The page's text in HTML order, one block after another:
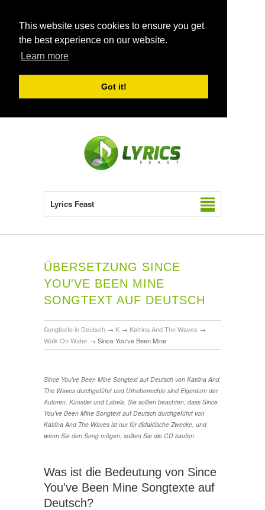
This website uses cookies to ensure you get
the best experience on our website.
Learn more
Got it!
Lyrics Feast
ÜBERSETZUNG SINCE
YOU'VE BEEN MINE
SONGTEXT AUF DEUTSCH
Songtexte in Deutsch → K → Katrina And The Waves →
Walk On Water → Since You've Been Mine
Since You've Been Mine Songtext auf Deutsch von Katrina And
The Waves durchgeführt und Urheberrechte sind Eigentum der
Autoren, Künstler und Labels. Sie sollten beachten, dass Since
You've Been Mine Songtext auf Deutsch durchgeführt von
Katrina And The Waves ist nur für didaktische Zwecke, und
wenn Sie den Song mögen, sollten Sie die CD kaufen.
Was ist die Bedeutung von Since
You've Been Mine Songtexte auf
Deutsch?